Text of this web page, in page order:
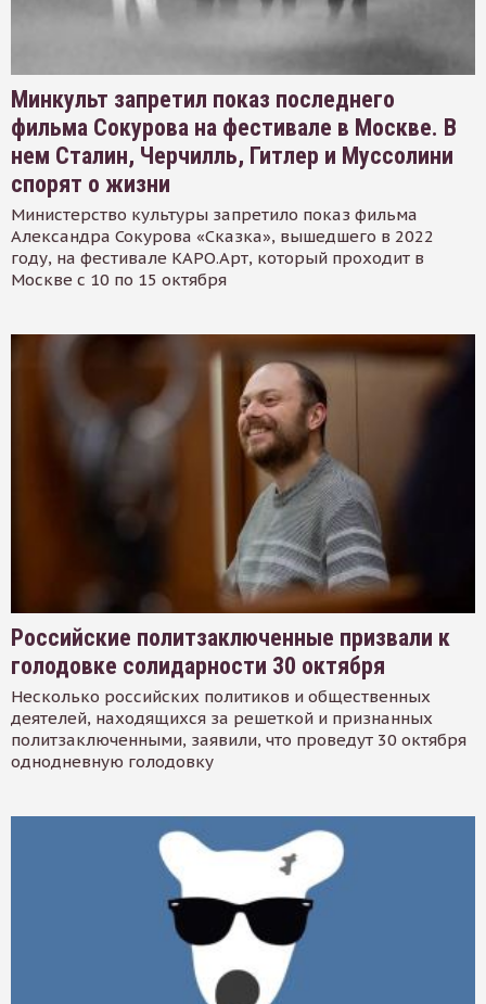
Минкульт запретил показ последнего
фильма Сокурова на фестивале в Москве. В
нем Сталин, Черчилль, Гитлер и Муссолини
спорят о жизни
Министерство культуры запретило показ фильма
Александра Сокурова «Сказка», вышедшего в 2022
году, на фестивале КАРО.Арт, который проходит в
Москве с 10 по 15 октября
Российские политзаключенные призвали к
голодовке солидарности 30 октября
Несколько российских политиков и общественных
деятелей, находящихся за решеткой и признанных
политзаключенными, заявили, что проведут 30 октября
однодневную голодовку